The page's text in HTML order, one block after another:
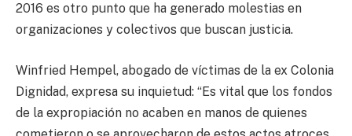
2016 es otro punto que ha generado molestias en
organizaciones y colectivos que buscan justicia.
Winfried Hempel, abogado de víctimas de la ex Colonia
Dignidad, expresa su inquietud: “Es vital que los fondos
de la expropiación no acaben en manos de quienes